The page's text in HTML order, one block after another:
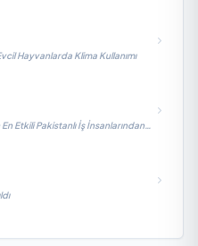
Hayvanlarda Klima Kullanımı
Etkili Pakistanlı İş İnsanlarından